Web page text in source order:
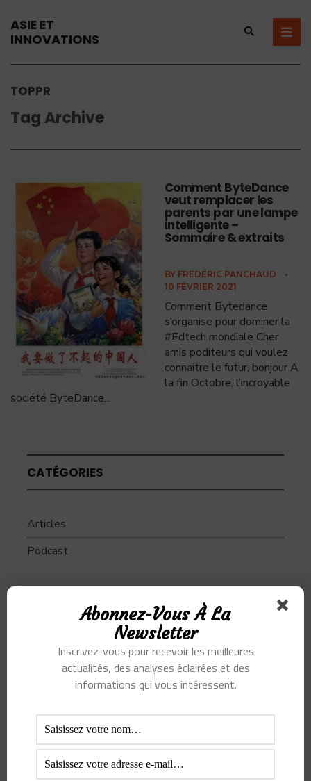
ASIE ET
INNOVATIONS
TOPPR
Tag Archive
Comment ByteDance
veut remplacer les
parents par une lampe
intelligente –
Sommaire & extraits
BY FREDERIC PANCHAUD
•
10 FÉVRIER 2021
Comment Bytedance
s’organise pour dominer la
#Edtech mondiale Cher
amis poditeurs qui voulez
connaitre le futur, bonjour A
la fin Octobre, l’incroyable
société ByteDance...
CATÉGORIES
Articles
Podcast
Alibaba Alihealth Alipay ant
Ant Group
Douyin
Ecosystème Edtech
Education
Epargne
Facebook
Fintech
Abonnez-Vous À La
Newsletter
Inscrivez-vous pour recevoir les meilleures
actualités, des analyses éclairées et des
informations qui vous intéressent.